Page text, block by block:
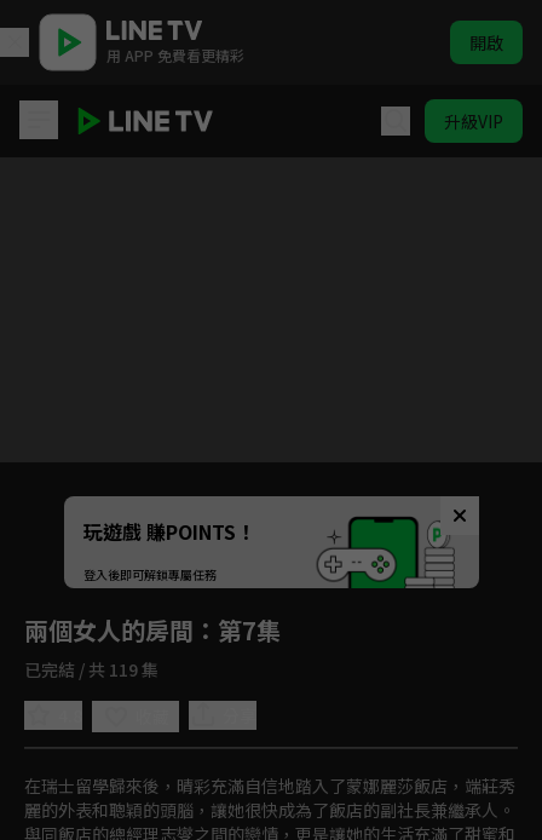
用 APP 免費看更精彩 開啟
升級VIP
Unmute
如有不便請見諒
玩遊戲 賺POINTS！
登入後即可解鎖專屬任務
兩個女人的房間 ：第7集
已完結 / 共 119 集
在瑞士留學歸來後，晴彩充滿自信地踏入了蒙娜麗莎飯店，端莊秀
麗的外表和聰穎的頭腦，讓她很快成為了飯店的副社長兼繼承人。
與同飯店的總經理志燮之間的戀情，更是讓她的生活充滿了甜蜜和